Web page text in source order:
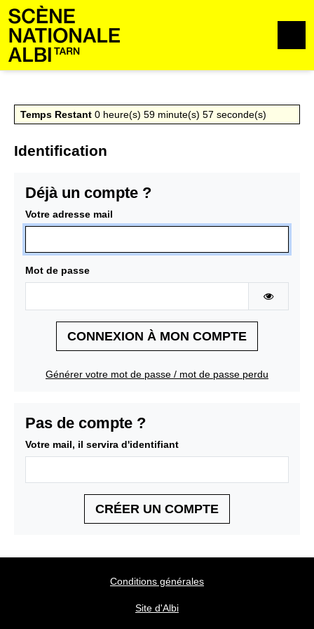
Aller au contenu
Temps Restant 0 heure(s) 59 minute(s) 57 seconde(s)
Identification
Déjà un compte ?
Votre adresse mail
Mot de passe
CONNEXION À MON COMPTE
Générer votre mot de passe / mot de passe perdu
Pas de compte ?
Votre mail, il servira d'identifiant
CRÉER UN COMPTE
Conditions générales
Site d'Albi